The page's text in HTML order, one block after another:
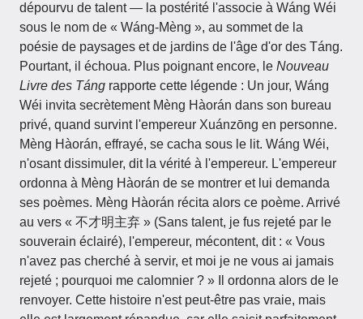
dépourvu de talent — la postérité l'associe à Wáng Wéi
sous le nom de « Wáng-Mèng », au sommet de la
poésie de paysages et de jardins de l'âge d'or des Táng.
Pourtant, il échoua. Plus poignant encore, le Nouveau
Livre des Táng rapporte cette légende : Un jour, Wáng
Wéi invita secrètement Mèng Hàorán dans son bureau
privé, quand survint l'empereur Xuánzōng en personne.
Mèng Hàorán, effrayé, se cacha sous le lit. Wáng Wéi,
n'osant dissimuler, dit la vérité à l'empereur. L'empereur
ordonna à Mèng Hàorán de se montrer et lui demanda
ses poèmes. Mèng Hàorán récita alors ce poème. Arrivé
au vers « 不才明主弃 » (Sans talent, je fus rejeté par le
souverain éclairé), l'empereur, mécontent, dit : « Vous
n'avez pas cherché à servir, et moi je ne vous ai jamais
rejeté ; pourquoi me calomnier ? » Il ordonna alors de le
renvoyer. Cette histoire n'est peut-être pas vraie, mais